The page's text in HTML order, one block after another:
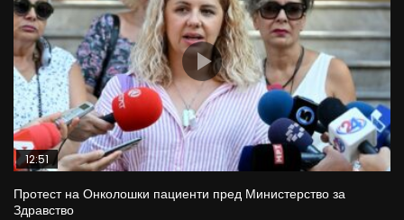
12:51
Протест на Онколошки пациенти пред Министерство за
Здравство